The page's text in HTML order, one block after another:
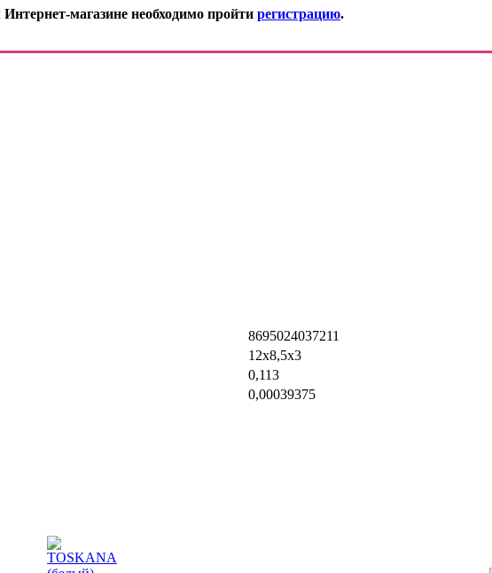
магазине необходимо пройти регистрацию.
8695024037211
12х8,5х3
0,113
0,00039375